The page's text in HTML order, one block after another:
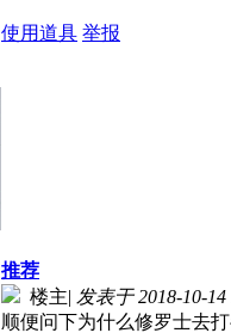
使用道具 举报
推荐
楼主| 发表于 2018-10-14
顺便问下为什么修罗士去